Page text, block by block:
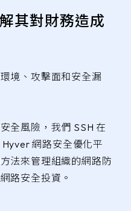
其對財務造成
境、攻擊面和安全漏
全風險，我們 SSH 在
網路安全優化平
法來管理組織的網路防
路安全投資。